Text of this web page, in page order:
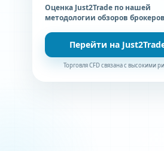
Оценка Just2Trade по нашей
методологии обзоров
Перейти на
Торговля CFD связана с высокими